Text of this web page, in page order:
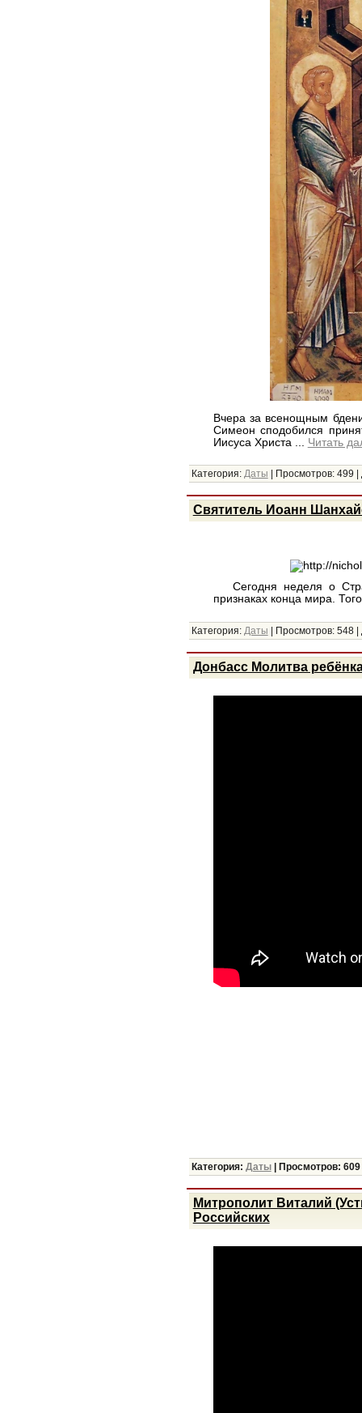
Вчера за всенощным
Симеон сподобился
Иисуса Христа
Читать
Категория: Даты Просмотров: 499
Святитель Иоанн
Сегодня неделя о
признаках конца мира.
Категория: Даты Просмотров: 548
Донбасс Молитва
Категория: Даты Просмотров: 609
Митрополит Виталий
Российских